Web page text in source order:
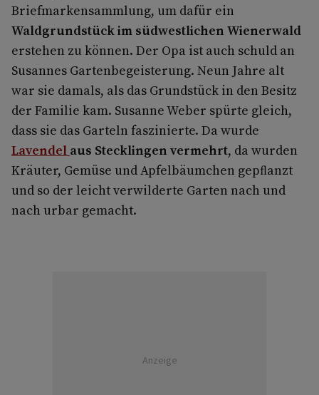
Briefmarkensammlung, um dafür ein
Waldgrundstück im südwestlichen Wienerwald
erstehen zu können. Der Opa ist auch schuld an
Susannes Gartenbegeisterung. Neun Jahre alt
war sie damals, als das Grundstück in den Besitz
der Familie kam. Susanne Weber spürte gleich,
dass sie das Garteln faszinierte. Da wurde
Lavendel aus Stecklingen vermehrt, da wurden
Kräuter, Gemüse und Apfelbäumchen gepﬂanzt
und so der leicht verwilderte Garten nach und
nach urbar gemacht.
Anzeige